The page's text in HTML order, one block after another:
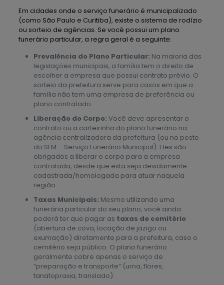
Em cidades onde o serviço funerário é municipalizado
(como São Paulo e Curitiba), existe o sistema de rodízio
ou sorteio de agências. Se você possui um plano
funerário particular, a regra geral é a seguinte:
Prevalência do Plano Particular: Na maioria das
legislações municipais, a família tem o direito de
escolher a empresa que possui contrato prévio. O
sorteio da prefeitura serve para casos em que a
família não tem uma empresa de preferência ou
plano contratado.
Liberação do Corpo: Você deve apresentar o
contrato ou a carteirinha do plano funerário na
agência centralizadora da prefeitura (ou no posto
do SFM – Serviço Funerário Municipal). Eles são
obrigados a liberar o corpo para a empresa
contratada, desde que esta seja devidamente
cadastrada/homologada para atuar naquela
região.
Taxas Municipais: Mesmo utilizando uma
funerária particular do seu plano, você ainda
poderá ter que pagar as taxas de cemitério
(abertura de cova, locação de jazigo ou
exumação) diretamente para a prefeitura, caso o
cemitério seja público. O plano funerário
geralmente cobre apenas o serviço de
“preparação e transporte” (urna, flores,
tanatopraxia, translado).